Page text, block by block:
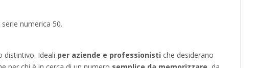
numerica 50.
distintivo. Ideali per aziende e professionisti che desiderano